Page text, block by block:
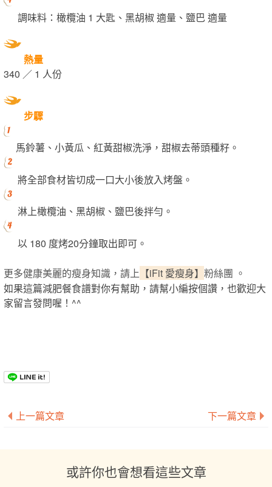
調味料：橄欖油 1 大匙、黑胡椒 適量、鹽巴 適量
熱量
340 ／ 1 人份
步驟
馬鈴薯、小黃瓜、紅黃甜椒洗淨，甜椒去蒂頭種籽。
將全部食材皆切成一口大小後放入烤盤。
淋上橄欖油、黑胡椒、鹽巴後拌勻。
以 180 度烤20分鐘取出即可。
更多健康美麗的瘦身知識，請上 【iFit 愛瘦身】 粉絲團 。
如果這篇減肥餐食譜對你有幫助，請幫小編按個讚，也歡迎大
家留言發問喔！^^
上一篇文章 下一篇文章
或許你也會想看這些文章